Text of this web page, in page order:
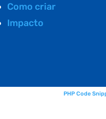
Como criar
Impacto
PHP Code